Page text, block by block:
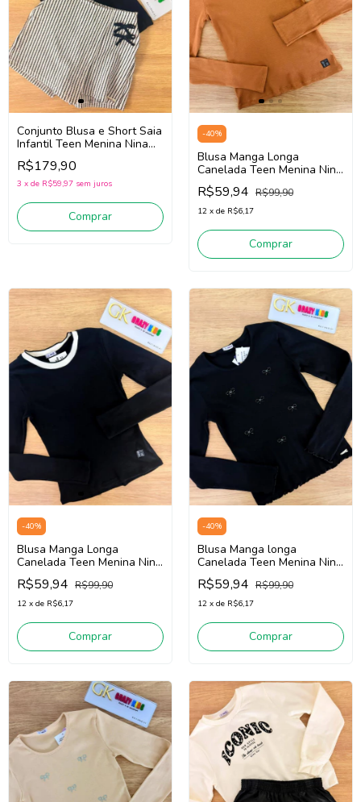
Conjunto Blusa e Short Saia
Infantil Teen Menina Nina
Go! 2263036 (Preto/Off
White)
R$179,90
3 x de R$59,97 sem juros
Comprar
-40%
Blusa Manga Longa
Canelada Teen Menina Nina
Go! 2261011 (Bege Escuro)
R$59,94 R$99,90
12 x de R$6,17
Comprar
-40%
Blusa Manga Longa
Canelada Teen Menina Nina
Go! 2261011 (Preto)
R$59,94 R$99,90
12 x de R$6,17
Comprar
-40%
Blusa Manga longa
Canelada Teen Menina Nina
Go! 2261010 (Preto)
R$59,94 R$99,90
12 x de R$6,17
Comprar